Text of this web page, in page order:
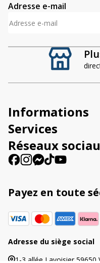
Adresse e-mail
A
t
i
v
e
:
Informations
Services
Réseaux
Payez en toute
Adresse du siège social
1-3 allée Lavoisier 59650